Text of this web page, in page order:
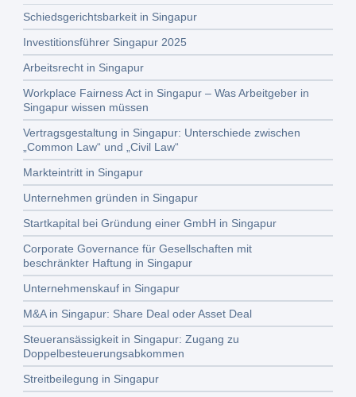
Schiedsgerichtsbarkeit in Singapur
Investitionsführer Singapur 2025
Arbeitsrecht in Singapur
Workplace Fairness Act in Singapur – Was Arbeitgeber in
Singapur wissen müssen
Vertragsgestaltung in Singapur: Unterschiede zwischen
„Common Law“ und „Civil Law“
Markteintritt in Singapur
Unternehmen gründen in Singapur
Startkapital bei Gründung einer GmbH in Singapur
Corporate Governance für Gesellschaften mit
beschränkter Haftung in Singapur
Unternehmenskauf in Singapur
M&A in Singapur: Share Deal oder Asset Deal
Steueransässigkeit in Singapur: Zugang zu
Doppelbesteuerungsabkommen
Streitbeilegung in Singapur